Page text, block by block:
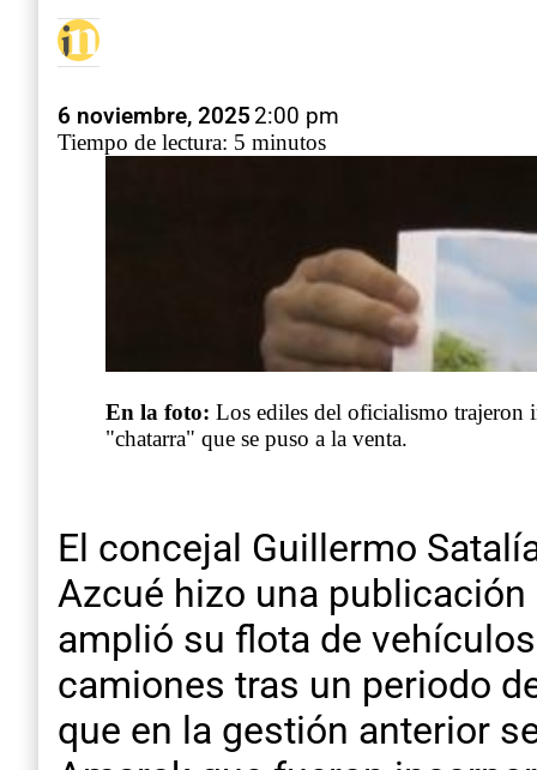
6 noviembre, 2025 2:00 pm
Tiempo de lectura: 5 minutos
En la foto: Los ediles del oficialismo trajeron
"chatarra" que se puso a la venta.
El concejal Guillermo
Azcué hizo una
amplió su flota de
camiones tras un periodo
que en la gestión anterior